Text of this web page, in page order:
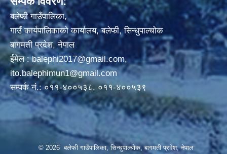
बलेफी गाउँपालिका,
गाउँ कार्यपालिकाको कार्यालय, बलेफी, सिन्धुपाल्चोक
बागमती प्रदेश, नेपाल
ईमेल :balephi2017@gmail.com,
ito.balephimun1@gmail.com
सम्पर्क नं.: ०११-४००५३८, ०११-४००५३९
© 2026 बलेफी गाउँपालिका, सिन्धुपाल्चोक, बागमती प्रदेश, नेपाल